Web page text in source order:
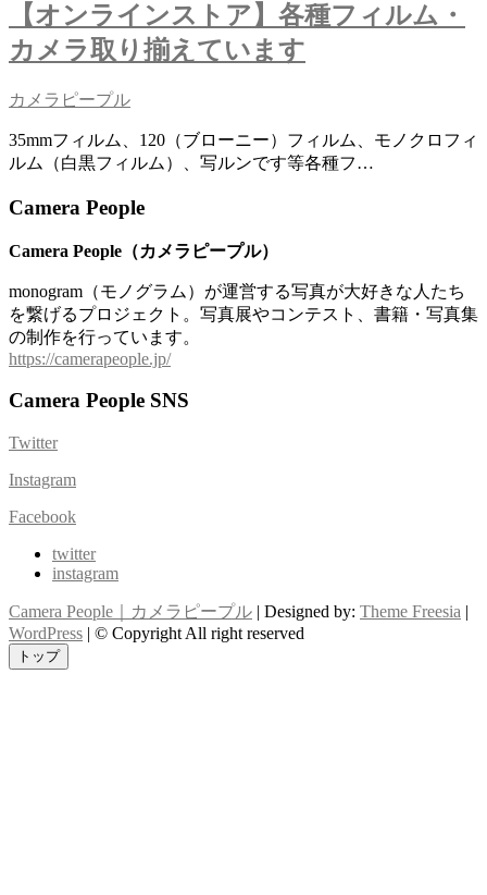
【オンラインストア】各種フィルム・
カメラ取り揃えています
カメラピープル
35mmフィルム、120（ブローニー）フィルム、モノクロフィ
ルム（白黒フィルム）、写ルンです等各種フ…
Camera People
Camera People（カメラピープル）
monogram（モノグラム）が運営する写真が大好きな人たち
を繋げるプロジェクト。写真展やコンテスト、書籍・写真集
の制作を行っています。
https://camerapeople.jp/
Camera People SNS
Twitter
Instagram
Facebook
twitter
instagram
Camera People｜カメラピープル | Designed by: Theme Freesia |
WordPress | © Copyright All right reserved
トップ